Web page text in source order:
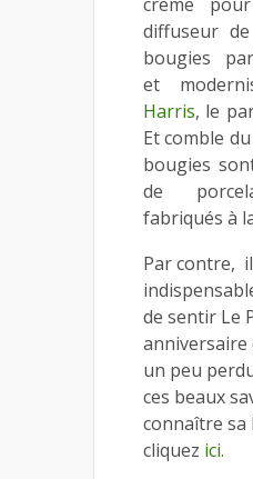
diffuseur
bougies
et
Harris, le
Et comble
bougies
de
fabriqués à
Par contre,
de sentir Le
anniversaire
un peu
ces beaux
connaître sa
cliquez ici.